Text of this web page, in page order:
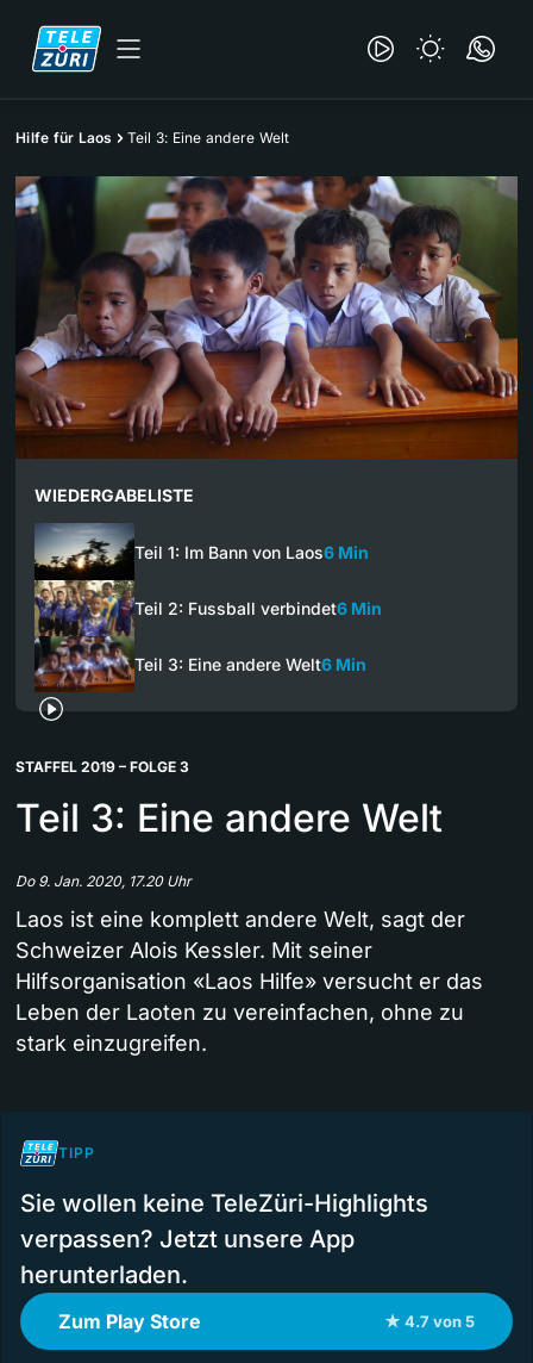
Hilfe für Laos Teil 3: Eine andere Welt
WIEDERGABELISTE
Teil 1: Im Bann von Laos6 Min
Teil 2: Fussball verbindet6 Min
Teil 3: Eine andere Welt6 Min
STAFFEL 2019 – FOLGE 3
Teil 3: Eine andere Welt
Do 9. Jan. 2020, 17.20 Uhr
Laos ist eine komplett andere Welt, sagt der
Schweizer Alois Kessler. Mit seiner
Hilfsorganisation «Laos Hilfe» versucht er das
Leben der Laoten zu vereinfachen, ohne zu
stark einzugreifen.
TIPP
Sie wollen keine TeleZüri-Highlights
verpassen? Jetzt unsere App
herunterladen.
Zum Play Store ★ 4.7 von 5